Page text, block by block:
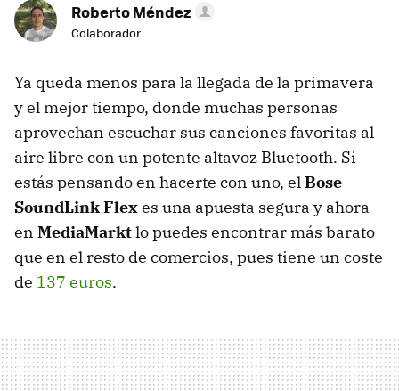
Roberto Méndez
Colaborador
Ya queda menos para la llegada de la primavera
y el mejor tiempo, donde muchas personas
aprovechan escuchar sus canciones favoritas al
aire libre con un potente altavoz Bluetooth. Si
estás pensando en hacerte con uno, elBose
SoundLink Flexes una apuesta segura y ahora
en MediaMarktlo puedes encontrar más barato
que en el resto de comercios, pues tiene un coste
de 137 euros.